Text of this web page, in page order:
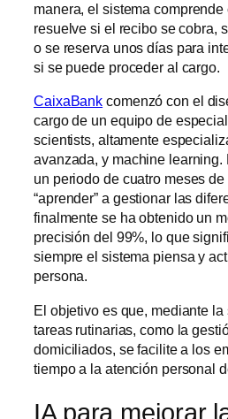
manera, el sistema
resuelve si el recibo se cobra,
o se reserva unos días para
si se puede proceder al cargo.
CaixaBank comenzó con el
cargo de un equipo de
scientists, altamente
avanzada, y machine learning.
un periodo de cuatro meses
“aprender” a gestionar las
finalmente se ha obtenido un
precisión del 99%, lo que
siempre el sistema piensa y
persona.
El objetivo es que, mediante
tareas rutinarias, como la
domiciliados, se facilite a los
tiempo a la atención personal
IA para mejorar